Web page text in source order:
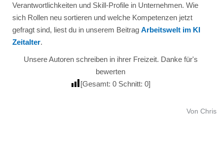
Verantwortlichkeiten und Skill-Profile in Unternehmen. Wie
sich Rollen neu sortieren und welche Kompetenzen jetzt
gefragt sind, liest du in unserem Beitrag Arbeitswelt im KI
Zeitalter.
Unsere Autoren schreiben in ihrer Freizeit. Danke für's
bewerten
[Gesamt: 0 Schnitt: 0]
Von Chris